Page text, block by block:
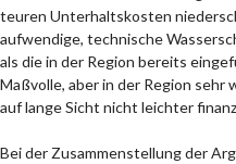
teuren Unterhaltskosten
aufwendige, technische
als die in der Region bereits
Maßvolle, aber in der Region sehr
auf lange Sicht nicht leichter
Bei der Zusammenstellung der